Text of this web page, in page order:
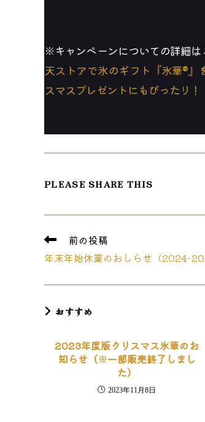
※キャンペーンについての詳細は
天ストアで氷のギフト『氷華®
スマスプレゼントにもぴったり！
PLEASE SHARE THIS
そ
他
記
を
前の投稿
年末年始休業のおしらせ（2024-
おすすめ
2023年度版クリスマス氷華のお
知らせ（※一部販売終了しまし
た）
2023年11月8日